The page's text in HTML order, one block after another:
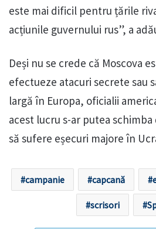
este mai dificil pentru țările
acțiunile guvernului rus”, a
Deși nu se crede că Moscova
efectueze atacuri secrete sau
largă în Europa, oficialii
acest lucru s-ar putea schimba
să sufere eșecuri majore în
campanie capcană
scrisori